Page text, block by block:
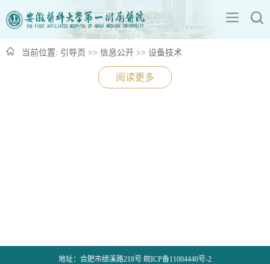
当前位置: 引导页 >> 信息公开 >> 设备技术
阅读更多
地址：合肥市绩溪路218号 皖ICP备11004440号-2